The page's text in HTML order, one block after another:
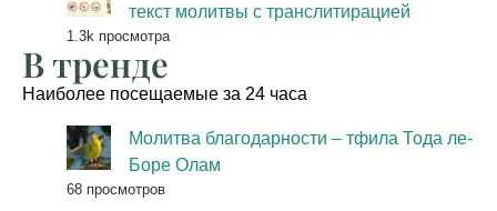
текст молитвы с транслитирацией
1.3k просмотра
В тренде
Наиболее посещаемые за 24 часа
Молитва благодарности – тфила Тода ле-
Боре Олам
68 просмотров